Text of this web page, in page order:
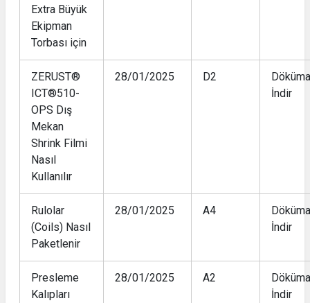
Extra Büyük
Ekipman
Torbası için
ZERUST®
ICT®510-
OPS Dış
Mekan
Shrink Filmi
Nasıl
Kullanılır
28/01/2025 D2
İndir
Rulolar
(Coils) Nasıl
Paketlenir
28/01/2025 A4
İndir
Presleme
Kalıpları
28/01/2025 A2
İndir